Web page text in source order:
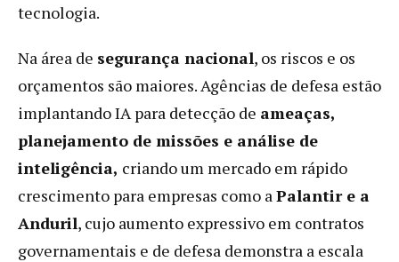
tecnologia.
Na área de segurança nacional, os riscos e os
orçamentos são maiores. Agências de defesa estão
implantando IA para detecção de ameaças,
planejamento de missões e análise de
inteligência, criando um mercado em rápido
crescimento para empresas como aPalantir e a
Anduril, cujo aumento expressivo em contratos
governamentais e de defesa demonstra a escala